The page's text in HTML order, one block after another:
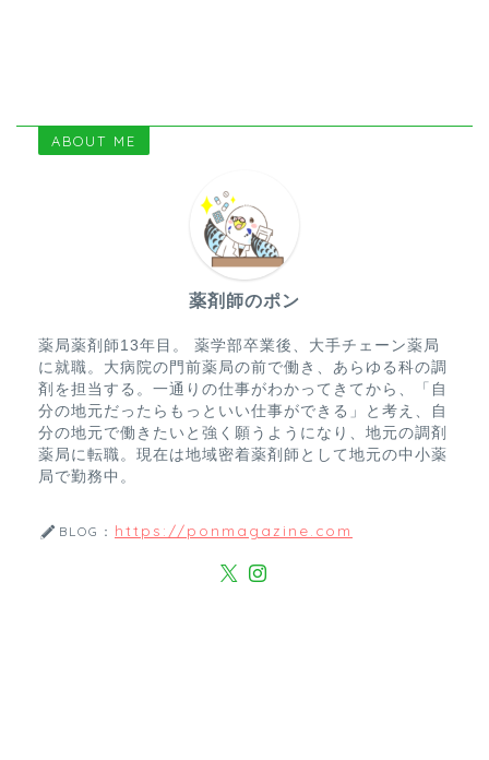
ABOUT ME
薬剤師のポン
薬局薬剤師13年目。 薬学部卒業後、大手チェーン薬局
に就職。大病院の門前薬局の前で働き、あらゆる科の調
剤を担当する。一通りの仕事がわかってきてから、「自
分の地元だったらもっといい仕事ができる」と考え、自
分の地元で働きたいと強く願うようになり、地元の調剤
薬局に転職。現在は地域密着薬剤師として地元の中小薬
局で勤務中。
BLOG： https://ponmagazine.com